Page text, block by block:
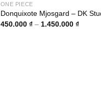
ONE PIECE
Donquixote Mjosgard – DK
450.000 ₫ – 1.450.000 ₫Khoảng